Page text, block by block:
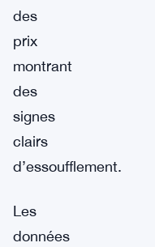
des
prix
montrant
des
signes
clairs
d’essoufflement.
Les
données